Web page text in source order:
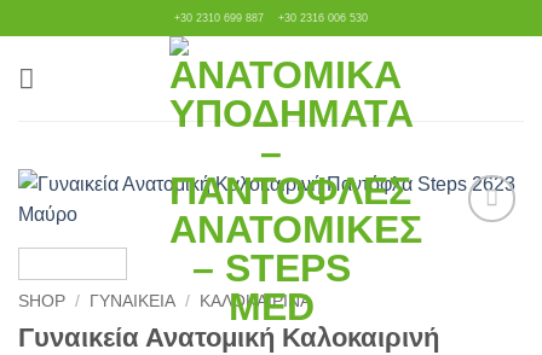
περιεχόμενο
+30 2310 699 887 +30 2316 006 530
SHOP / ΓΥΝΑΙΚΕΊΑ / ΚΑΛΟΚΑΙΡΙΝΆ
Γυναικεία Ανατομική Καλοκαιρινή